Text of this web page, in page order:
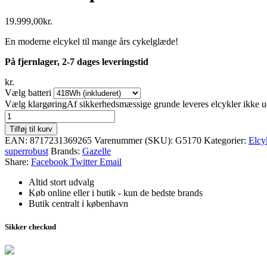
19.999,00kr.
En moderne elcykel til mange års cykelglæde!
På fjernlager, 2-7 dages leveringstid
kr.
Vælg batteri
Vælg klargøringAf sikkerhedsmæssige grunde leveres elcykler ikke
Gazelle
Esprit
C7
antal
Tilføj til kurv
EAN: 8717231369265 Varenummer (SKU): G5170 Kategorier:
superrobust Brands: Gazelle
Share: Facebook Twitter Email
Altid stort udvalg
Køb online eller i butik - kun de bedste brands
Butik centralt i københavn
Sikker checkud